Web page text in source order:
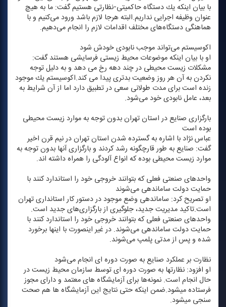
با بیان اینكه یك دستگاه حاكمیتی-نظارتی هستیم گفت: ما به هیچ
عنوان وظیفه اجرایی نداریم.البته هرجا لازم باشد ورود می‌كنیم و با
هماهنگی دستگاه‌های مختلف اقدامات لازم را انجام می‌دهیم.
اكوسیستم می‌تواند موجب نابودی خودش شود
او با بیان اینكه موضوعات محیط زیستی فرسایشی هستند گفت:
مشكلات زیست محیطی در چند دهه رخ می دهد و به دلیل توجه
نكردن به آن هر روز وضعیت بدتری پیدا می كند.اكوسیستم یك موجود
زنده است برای مدت طولانی سعی در تطبیق دارد اما از آن شرایط به
بعد، عامل نابودی خود می‌شود.
بارگزاری صنایع در استان تهران بدون توجه به موارد زیست محیطی
بوده است
عباس نژاد با اشاره به گسترده شدن استان تهران در نیم قرن اخیر
گفت: صنایع به طور قارچگونه رشد كردند و بارگزاری آنها بدون توجه به
موارد زیست محیطی بوده كه انواع آلودگی را همراه داشته اند.
واحدهای صنعتی فعلی كه بتوانند خروجی خود را استاندارد كنند با
حمایت دولت ساماندهی می‌شوند
او تصریح كرد: ساماندهی وضع موجود در دستور كار استانداری تهران
است.تاكید مدیریت جدید، جلوگیری از بارگزاری‌های جدید است.
واحدهای صنعتی فعلی كه بتوانند خروجی خود را استاندارد كنند با
حمایت دولت ساماندهی می‌شوند. در غیر اینصورت با اینها برخورد
شده و پس از مدتی پلمپ می‌شوند.
نظارت بر عملكرد صنایع به صورت دوره ای انجام می‌شود
او افزود: نظارتها به صورت دوره ای توسط سازمان محیط زیست در
حال انجام است. نمونه‌ها برای آزمایشگاه های معتمد و دارای مجوز
فرستاده میشود.ضمن اینكه حتی نتایج این آزمایشگاه ها هم صحت
سنجی میشود.